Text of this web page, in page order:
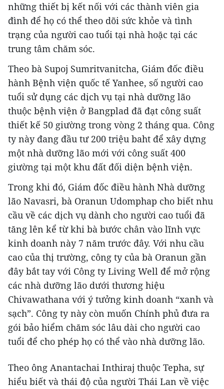
những thiết bị kết nối với các thành viên gia
đình để họ có thể theo dõi sức khỏe và tình
trạng của người cao tuổi tại nhà hoặc tại các
trung tâm chăm sóc.
Theo bà Supoj Sumritvanitcha, Giám đốc điều
hành Bệnh viện quốc tế Yanhee, số người cao
tuổi sử dụng các dịch vụ tại nhà dưỡng lão
thuộc bệnh viện ở Bangplad đã đạt công suất
thiết kế 50 giường trong vòng 2 tháng qua. Công
ty này đang đầu tư 200 triệu baht để xây dựng
một nhà dưỡng lão mới với công suất 400
giường tại một khu đất đối diện bệnh viện.
Trong khi đó, Giám đốc điều hành Nhà dưỡng
lão Navasri, bà Oranun Udomphap cho biết nhu
cầu về các dịch vụ dành cho người cao tuổi đã
tăng lên kể từ khi bà bước chân vào lĩnh vực
kinh doanh này 7 năm trước đây. Với nhu cầu
cao của thị trường, công ty của bà Oranun gần
đây bắt tay với Công ty Living Well để mở rộng
các nhà dưỡng lão dưới thương hiệu
Chivawathana với ý tưởng kinh doanh “xanh và
sạch”. Công ty này còn muốn Chính phủ đưa ra
gói bảo hiểm chăm sóc lâu dài cho người cao
tuổi để cho phép họ có thể vào nhà dưỡng lão.
Theo ông Anantachai Inthiraj thuộc Tepha, sự
hiểu biết và thái độ của người Thái Lan về việc